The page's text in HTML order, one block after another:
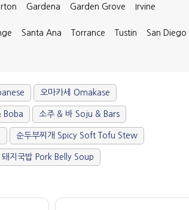
Gardena Garden Grove Irvine
Santa Ana Torrance Tustin San Diego
오마카세 Omakase
Boba 소주 & 바 Soju & Bars
순두부찌개 Spicy Soft Tofu Stew
돼지국밥 Pork Belly Soup